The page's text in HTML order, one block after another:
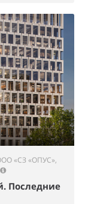
«СЗ «ОПУС»,
Последние